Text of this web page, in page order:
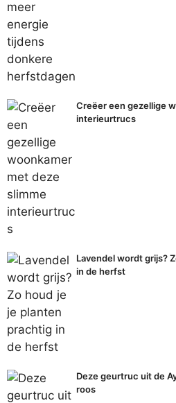
Creëer een gezellige
interieurtrucs
Lavendel wordt grijs?
in de herfst
Deze geurtruc uit de
roos